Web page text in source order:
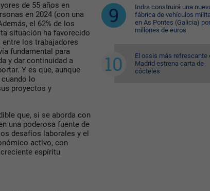
de 55 años en
en 2024 (con una
el 62% de los
situación ha favorecido
los trabajadores
fundamental para
y dar continuidad a
Y es que, aunque
lo
proyectos y
que, si se aborda con
una poderosa fuente de
desafíos laborales y el
activo, con
espíritu
Indra construirá una
fábrica de vehículos
en As Pontes (Galicia)
millones de euros
El oasis más refrescante
Madrid estrena carta de
cócteles